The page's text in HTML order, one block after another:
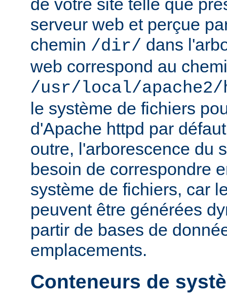
de votre site telle que
serveur web et perçue
chemin /dir/ dans
web correspond au
/usr/local/
le système de fichiers
d'Apache httpd par
outre, l'arborescence du
besoin de correspondre
système de fichiers, car
peuvent être générées
partir de bases de
emplacements.
Conteneurs de